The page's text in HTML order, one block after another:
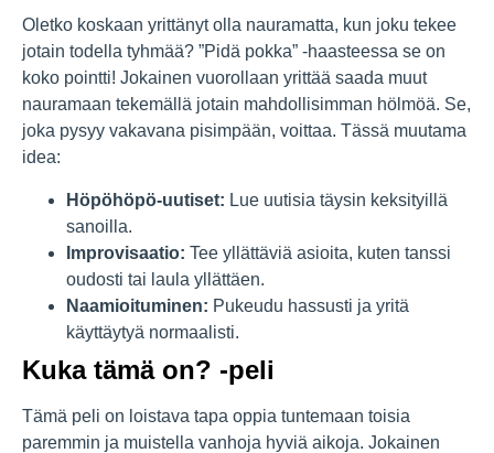
Oletko koskaan yrittänyt olla nauramatta, kun joku tekee
jotain todella tyhmää? ”Pidä pokka” -haasteessa se on
koko pointti! Jokainen vuorollaan yrittää saada muut
nauramaan tekemällä jotain mahdollisimman hölmöä. Se,
joka pysyy vakavana pisimpään, voittaa. Tässä muutama
idea:
Höpöhöpö-uutiset: Lue uutisia täysin keksityillä
sanoilla.
Improvisaatio: Tee yllättäviä asioita, kuten tanssi
oudosti tai laula yllättäen.
Naamioituminen: Pukeudu hassusti ja yritä
käyttäytyä normaalisti.
Kuka tämä on? -peli
Tämä peli on loistava tapa oppia tuntemaan toisia
paremmin ja muistella vanhoja hyviä aikoja. Jokainen